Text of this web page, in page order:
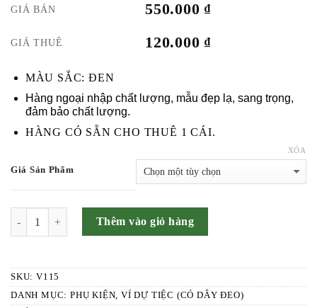
GIÁ BÁN 550.000₫
GIÁ THUÊ 120.000₫
MÀU SẮC: ĐEN
Hàng ngoại nhập chất lượng, mẫu đẹp lạ, sang trọng,
đảm bảo chất lượng.
HÀNG CÓ SẴN CHO THUÊ 1 CÁI.
Giá Sản Phẩm
XÓA
Thêm vào giỏ hàng
SKU: V115
DANH MỤC:PHỤ KIỆN,VÍ DỰ TIỆC (CÓ DÂY ĐEO)